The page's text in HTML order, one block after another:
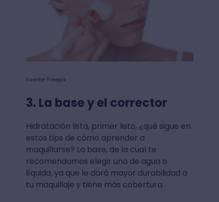
Fuente: Freepik
3. La base y el corrector
Hidratación lista, primer listo, ¿qué sigue en
estos tips de cómo aprender a
maquillarse? La base, de la cual te
recomendamos elegir una de agua o
líquida, ya que le dará mayor durabilidad a
tu maquillaje y tiene más cobertura.